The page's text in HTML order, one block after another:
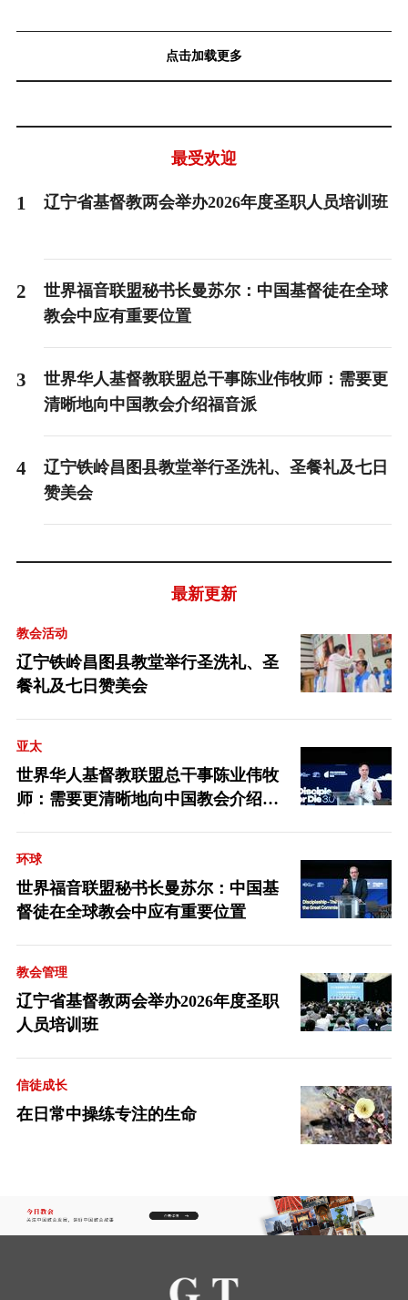
点击加载更多
最受欢迎
1 辽宁省基督教两会举办2026年度圣职人员培训班
2
世界福音联盟秘书长曼苏尔：中国基督徒在全球
教会中应有重要位置
3
世界华人基督教联盟总干事陈业伟牧师：需要更
清晰地向中国教会介绍福音派
4
辽宁铁岭昌图县教堂举行圣洗礼、圣餐礼及七日
赞美会
最新更新
教会活动
辽宁铁岭昌图县教堂举行圣洗礼、圣
餐礼及七日赞美会
亚太
世界华人基督教联盟总干事陈业伟牧
师：需要更清晰地向中国教会介绍福
环球
世界福音联盟秘书长曼苏尔：中国基
督徒在全球教会中应有重要位置
教会管理
辽宁省基督教两会举办2026年度圣职
人员培训班
信徒成长
在日常中操练专注的生命